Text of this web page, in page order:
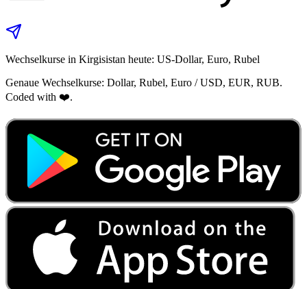
Wechselkurse in Kirgisistan heute: US-Dollar, Euro, Rubel
Genaue Wechselkurse: Dollar, Rubel, Euro / USD, EUR, RUB.
Coded with ❤️.